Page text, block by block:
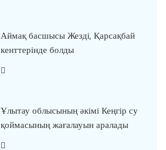
Аймақ басшысы Жезді, Қарсақбай
кенттерінде болды
Ұлытау облысының әкімі Кеңгір су
қоймасының жағалауын аралады